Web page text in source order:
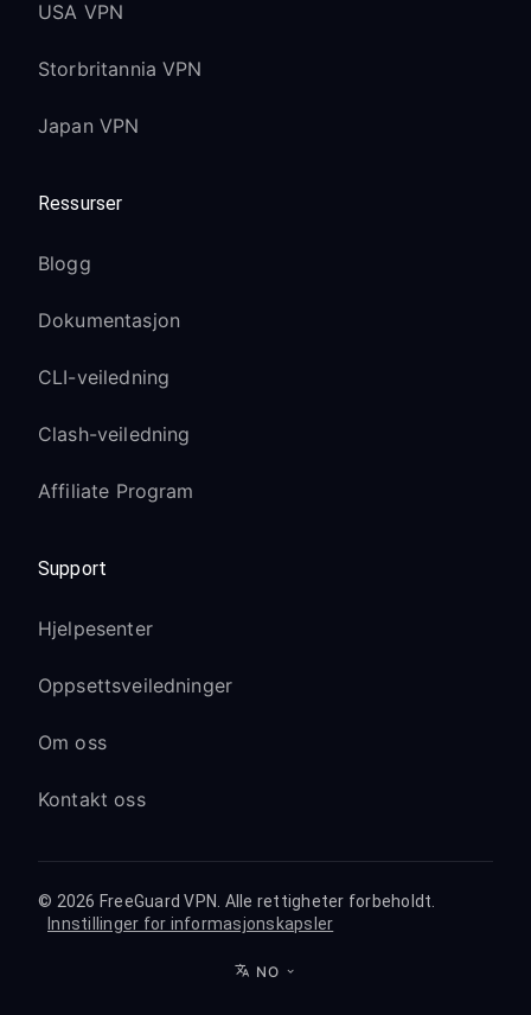
USA VPN
Storbritannia VPN
Japan VPN
Ressurser
Blogg
Dokumentasjon
CLI-veiledning
Clash-veiledning
Affiliate Program
Support
Hjelpesenter
Oppsettsveiledninger
Om oss
Kontakt oss
© 2026 FreeGuard VPN. Alle rettigheter forbeholdt.
Innstillinger for informasjonskapsler
NO